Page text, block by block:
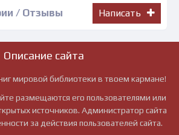
/ Отзывы Написать
Описание сайта
мировой библиотеки в твоем кармане!
размещаются его пользователями или
источников. Администратор сайта
за действия пользователей сайта.